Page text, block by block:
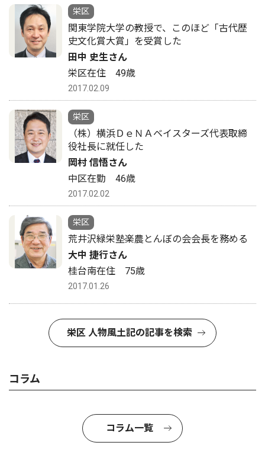
栄区
関東学院大学の教授で、このほど「古代歴
史文化賞大賞」を受賞した
田中 史生さん
栄区在住 49歳
2017.02.09
栄区
（株）横浜ＤｅＮＡベイスターズ代表取締
役社長に就任した
岡村 信悟さん
中区在勤 46歳
2017.02.02
栄区
荒井沢緑栄塾楽農とんぼの会会長を務める
大中 捷行さん
桂台南在住 75歳
2017.01.26
栄区 人物風土記の記事を検索
コラム
コラム一覧